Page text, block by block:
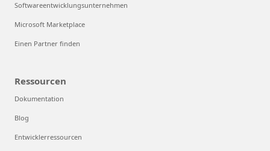
Softwareentwicklungsunternehmen
Microsoft Marketplace
Einen Partner finden
Ressourcen
Dokumentation
Blog
Entwicklerressourcen